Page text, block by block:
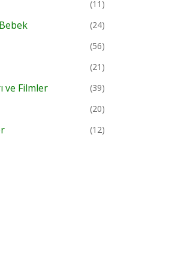
(11)
(24)
(56)
(21)
ve Filmler (39)
(20)
(12)